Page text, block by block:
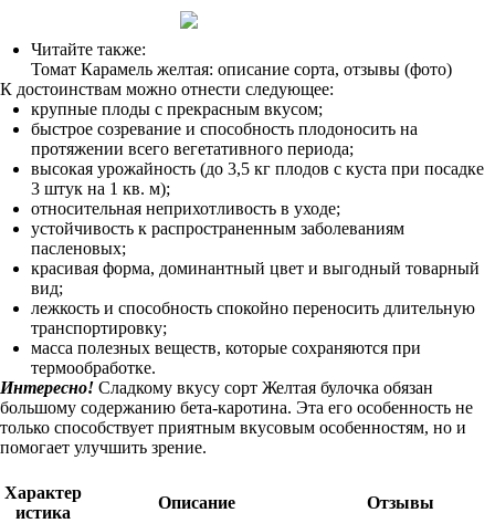
Читайте также:
Томат Карамель желтая: описание сорта, отзывы (фото)
К достоинствам можно отнести следующее:
крупные плоды с прекрасным вкусом;
быстрое созревание и способность плодоносить на
протяжении всего вегетативного периода;
высокая урожайность (до 3,5 кг плодов с куста при посадке
3 штук на 1 кв. м);
относительная неприхотливость в уходе;
устойчивость к распространенным заболеваниям
пасленовых;
красивая форма, доминантный цвет и выгодный товарный
вид;
лежкость и способность спокойно переносить длительную
транспортировку;
масса полезных веществ, которые сохраняются при
термообработке.
Интересно! Сладкому вкусу сорт Желтая булочка обязан
большому содержанию бета-каротина. Эта его особенность не
только способствует приятным вкусовым особенностям, но и
помогает улучшить зрение.
Характер
истика
Описание
Отзывы